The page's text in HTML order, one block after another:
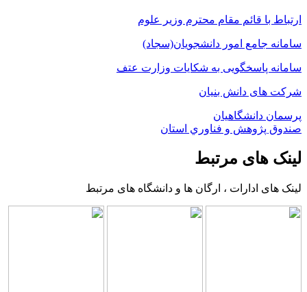
ارتباط با قائم مقام محترم وزیر علوم
سامانه جامع امور دانشجویان(سجاد)
سامانه پاسخگویی به شکایات وزارت عتف
شرکت های دانش بنیان
پرسمان دانشگاهیان
صندوق پژوهش و فناوري استان
لینک های مرتبط
لینک های ادارات ، ارگان ها و دانشگاه های مرتبط